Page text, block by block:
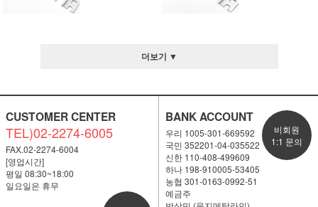
더보기 ▼
CUSTOMER CENTER
TEL)02-2274-6005
FAX.02-2274-6004
[영업시간]
평일 08:30~18:00
일요일은 휴무
BANK ACCOUNT
우리 1005-301-669592
국민 352201-04-035522
신한 110-408-499609
하나 198-910005-53405
농협 301-0163-0992-51
예금주
비회원
1:1 문의